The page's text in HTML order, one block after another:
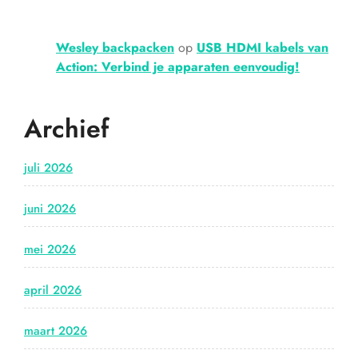
Wesley backpacken op USB HDMI kabels van
Action: Verbind je apparaten eenvoudig!
Archief
juli 2026
juni 2026
mei 2026
april 2026
maart 2026